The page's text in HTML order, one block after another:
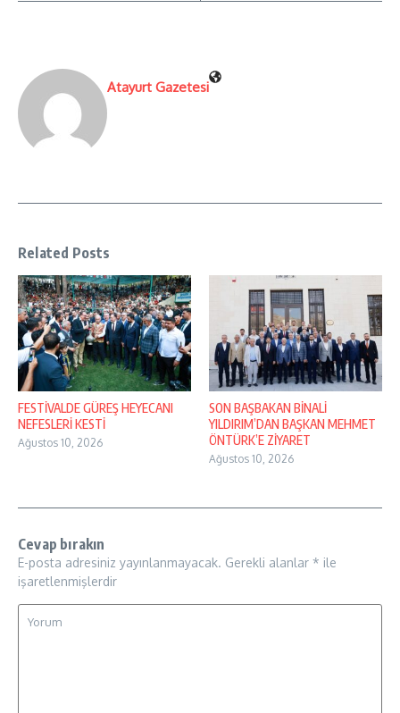
Atayurt Gazetesi
Related Posts
FESTİVALDE GÜREŞ HEYECANI
NEFESLERİ KESTİ
Ağustos 10, 2026
SON BAŞBAKAN BİNALİ
YILDIRIM’DAN BAŞKAN MEHMET
ÖNTÜRK’E ZİYARET
Ağustos 10, 2026
Cevap bırakın
E-posta adresiniz yayınlanmayacak. Gerekli alanlar * ile
işaretlenmişlerdir